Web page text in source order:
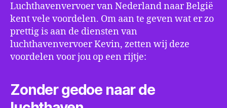
Luchthavenvervoer van Nederland naar België
kent vele voordelen. Om aan te geven wat er zo
prettig is aan de diensten van
luchthavenvervoer Kevin, zetten wij deze
voordelen voor jou op een rijtje:
Zonder gedoe naar de